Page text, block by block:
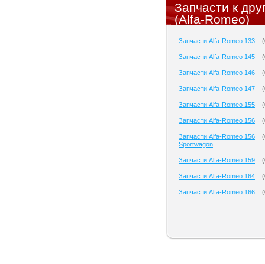
Запчасти к
(Alfa-Romeo)
Запчасти Alfa-Romeo 133 (
Запчасти Alfa-Romeo 145 (
Запчасти Alfa-Romeo 146 (
Запчасти Alfa-Romeo 147 (
Запчасти Alfa-Romeo 155 (
Запчасти Alfa-Romeo 156 (
Запчасти Alfa-Romeo 156
Sportwagon
(
Запчасти Alfa-Romeo 159 (
Запчасти Alfa-Romeo 164 (
Запчасти Alfa-Romeo 166 (